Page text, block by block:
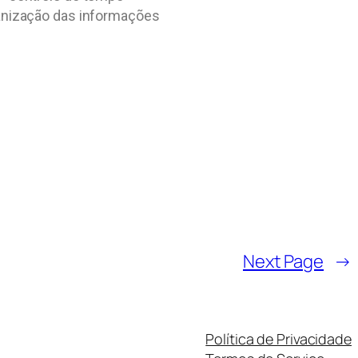
das informações
Next Page →
Política de Privacidade